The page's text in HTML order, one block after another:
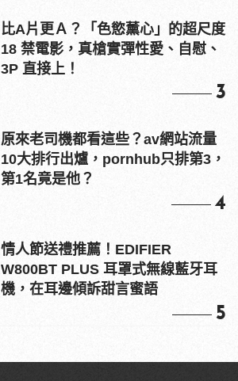
比A片更Ａ？「色慾薰心」的超尺度
18 禁電影，真槍實彈性愛、自慰、
3P 直接上！
3
原來老司機都看這些？av網站流量
10大排行出爐，pornhub只排第3，
第1名竟是他？
4
情人節送禮推薦！EDIFIER
W800BT PLUS 耳罩式無線藍牙耳
機，在耳邊傾訴甜言蜜語
5